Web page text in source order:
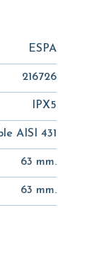
ESPA
216726
IPX5
AISI 431
63 mm.
63 mm.